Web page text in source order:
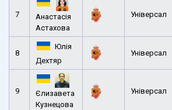
7
Анастасія
Астахова
Універсал
8
Юлія
Дехтяр
Універсал
9
Єлизавета
Кузнецова
Універсал